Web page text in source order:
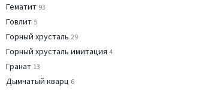
Гематит 93
Говлит 5
Горный хрусталь 29
Горный хрусталь имитация 4
Гранат 13
Дымчатый кварц 6